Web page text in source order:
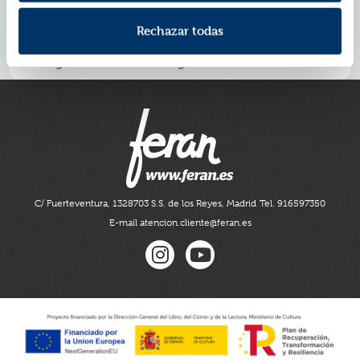
Rechazar todas
condenará.
best sellerdelNew York Times
C/ Fuerteventura, 1328703 S.S. de los Reyes, Madrid Tel. 916597350
E-mail atencion.cliente@feran.es